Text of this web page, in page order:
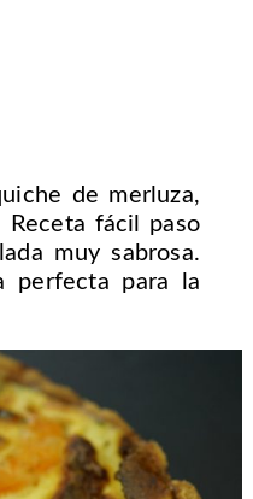
de merluza,
Receta fácil paso
muy sabrosa.
perfecta para la